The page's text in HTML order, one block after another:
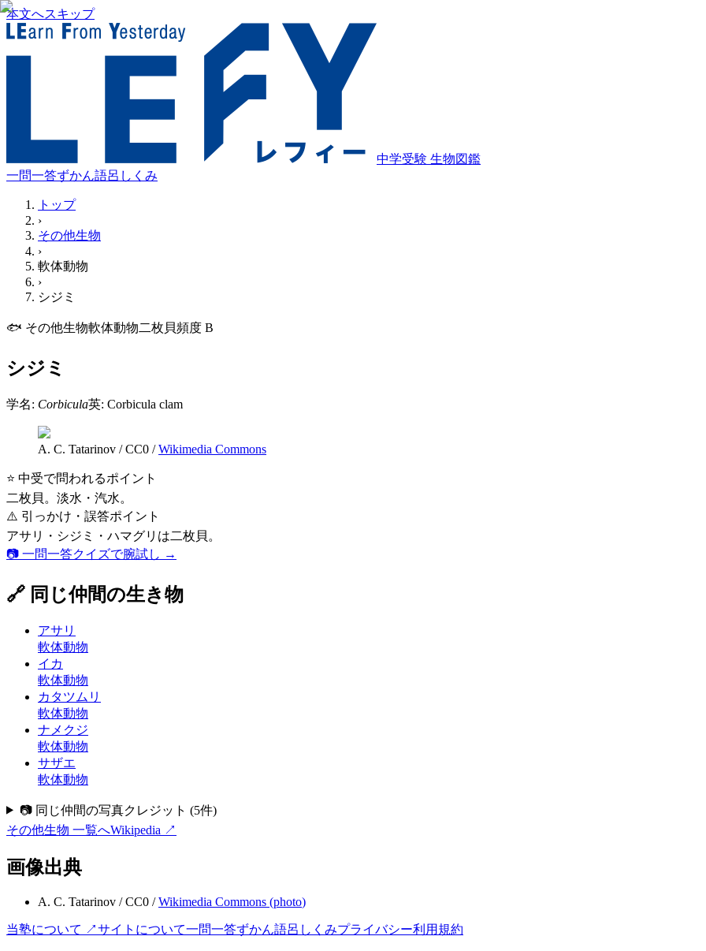
本文へスキップ
中学受験 生物図鑑
一問一答ずかん語呂 しくみ
トップ
›
その他生物
›
軟体動物
›
シジミ
🐟 その他生物軟体動物二枚貝頻度 B
シジミ
学名: Corbicula英: Corbicula clam
A. C. Tatarinov /CC0 / Wikimedia Commons
⭐ 中受で問われるポイント
二枚貝。淡水・汽水。
⚠️ 引っかけ・誤答ポイント
アサリ・シジミ・ハマグリは二枚貝。
📷 一問一答クイズで腕試し →
🔗 同じ仲間の生き物
アサリ
軟体動物
イカ
軟体動物
カタツムリ
軟体動物
ナメクジ
軟体動物
サザエ
軟体動物
📷 同じ仲間の写真クレジット (5件)
その他生物 一覧へWikipedia ↗
画像出典
A. C. Tatarinov /CC0 / Wikimedia Commons (photo)
当塾について ↗サイトについて一問一答ずかん語呂 しくみプライバシー利用規約